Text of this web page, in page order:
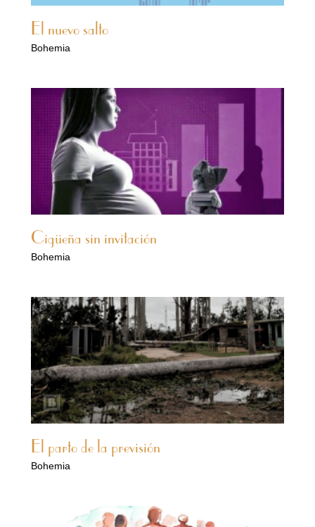
El nuevo salto
Bohemia
Cigüeña sin invitación
Bohemia
El parto de la previsión
Bohemia